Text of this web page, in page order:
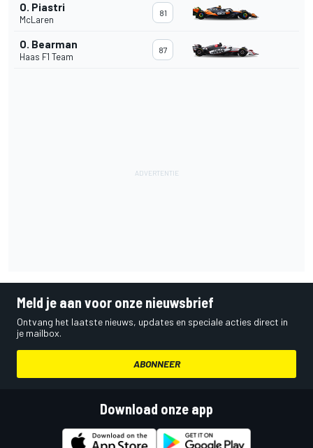
O. Piastri
McLaren
81
O. Bearman
Haas F1 Team
87
Meld je aan voor onze nieuwsbrief
Ontvang het laatste nieuws, updates en speciale acties direct in
je mailbox.
ABONNEER
Download onze app